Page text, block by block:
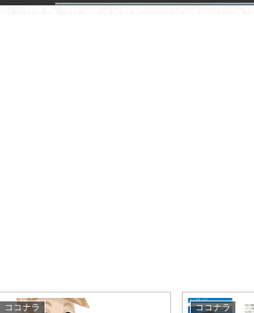
ココナラ ココナラ